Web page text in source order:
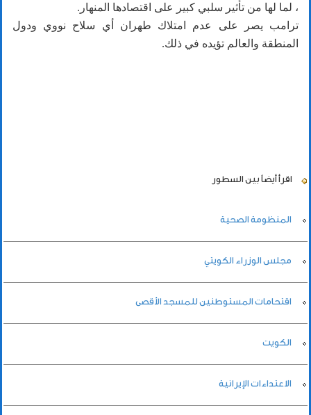
، لما لها من تأثير سلبي كبير على اقتصادها المنهار.
ترامب يصر على عدم امتلاك طهران أي سلاح نووي ودول
المنطقة والعالم تؤيده في ذلك.
اقرأ أيضاً بين السطور
المنظومة الصحية
مجلس الوزراء الكويتي
اقتحامات المستوطنين للمسجد الأقصى
الكويت
الاعتداءات الإيرانية